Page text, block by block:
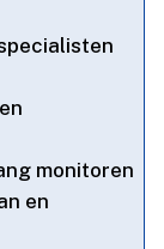
monitoren
en